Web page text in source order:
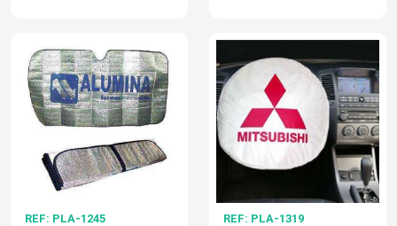
REF: PLA-1245 REF: PLA-1319